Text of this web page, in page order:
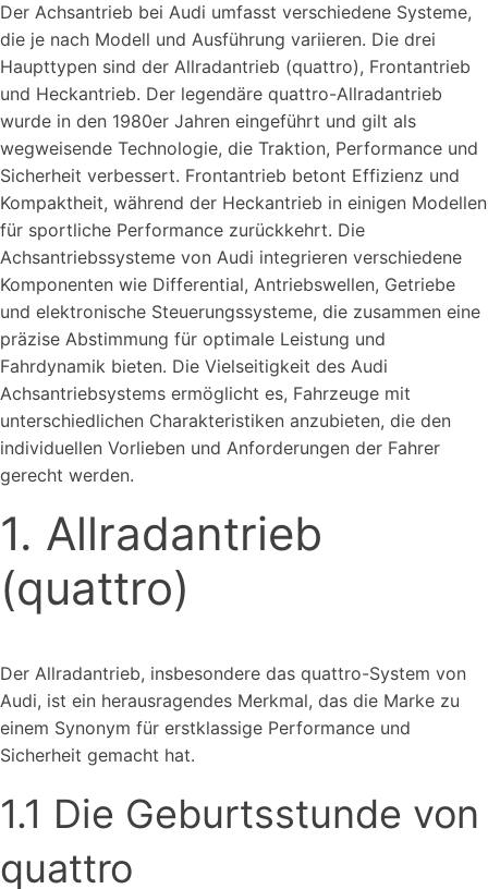
Der Achsantrieb bei Audi umfasst verschiedene Systeme,
die je nach Modell und Ausführung variieren. Die drei
Haupttypen sind der Allradantrieb (quattro), Frontantrieb
und Heckantrieb. Der legendäre quattro-Allradantrieb
wurde in den 1980er Jahren eingeführt und gilt als
wegweisende Technologie, die Traktion, Performance und
Sicherheit verbessert. Frontantrieb betont Effizienz und
Kompaktheit, während der Heckantrieb in einigen Modellen
für sportliche Performance zurückkehrt. Die
Achsantriebssysteme von Audi integrieren verschiedene
Komponenten wie Differential, Antriebswellen, Getriebe
und elektronische Steuerungssysteme, die zusammen eine
präzise Abstimmung für optimale Leistung und
Fahrdynamik bieten. Die Vielseitigkeit des Audi
Achsantriebsystems ermöglicht es, Fahrzeuge mit
unterschiedlichen Charakteristiken anzubieten, die den
individuellen Vorlieben und Anforderungen der Fahrer
gerecht werden.
1. Allradantrieb
(quattro)
Der Allradantrieb, insbesondere das quattro-System von
Audi, ist ein herausragendes Merkmal, das die Marke zu
einem Synonym für erstklassige Performance und
Sicherheit gemacht hat.
1.1 Die Geburtsstunde von
quattro